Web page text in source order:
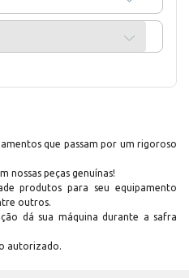
que passam por um rigoroso
nossas peças genuínas!
produtos para seu equipamento
outros.
dá sua máquina durante a safra
autorizado.